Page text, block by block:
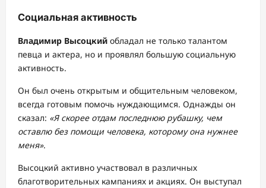
Социальная активность
Владимир Высоцкий обладал не только талантом
певца и актера, но и проявлял большую социальную
активность.
Он был очень открытым и общительным человеком,
всегда готовым помочь нуждающимся. Однажды он
сказал: «Я скорее отдам последнюю рубашку, чем
оставлю без помощи человека, которому она нужнее
меня».
Высоцкий активно участвовал в различных
благотворительных кампаниях и акциях. Он выступал